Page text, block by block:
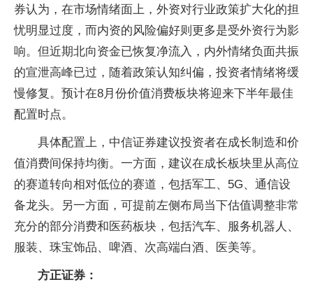
券认为，在市场情绪面上，外资对行业政策扩大化的担
忧明显过度，而内资的风险偏好则更多是受外资行为影
响。但近期北向资金已恢复净流入，内外情绪负面共振
的宣泄高峰已过，随着政策认知纠偏，投资者情绪将缓
慢修复。预计在8月份价值消费板块将迎来下半年最佳
配置时点。
具体配置上，中信证券建议投资者在成长制造和价
值消费间保持均衡。一方面，建议在成长板块里从高位
的赛道转向相对低位的赛道，包括军工、5G、通信设
备龙头。另一方面，可提前左侧布局当下估值调整非常
充分的部分消费和医药板块，包括汽车、服务机器人、
服装、珠宝饰品、啤酒、次高端白酒、医美等。
方正证券：